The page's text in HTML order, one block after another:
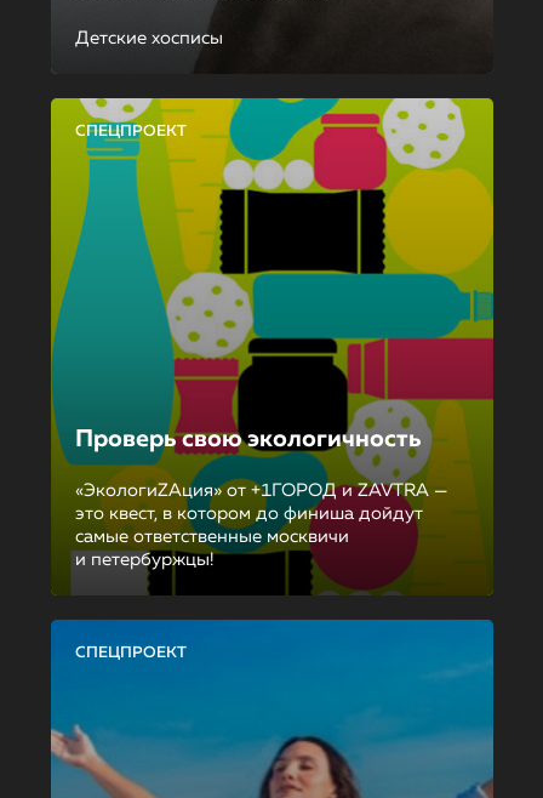
Детские хосписы
СПЕЦПРОЕКТ
Проверь свою экологичность
«ЭкологиZAция» от +1ГОРОД и ZAVTRA —
это квест, в котором до финиша дойдут
самые ответственные москвичи
и петербуржцы!
СПЕЦПРОЕКТ